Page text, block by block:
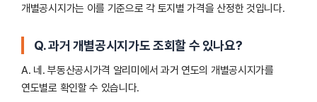
개별공시지가는 이를 기준으로 각 토지별 가격을 산정한 것입니다.
Q. 과거 개별공시지가도 조회할 수 있나요?
A. 네. 부동산공시가격 알리미에서 과거 연도의 개별공시지가를
연도별로 확인할 수 있습니다.